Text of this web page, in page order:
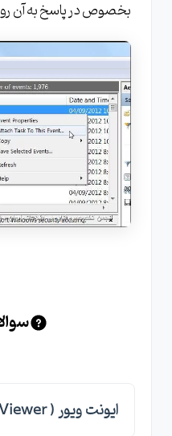
بخصوص در پاسخ به آن
ایونت ویور ( Event Viewer ) چیست؟